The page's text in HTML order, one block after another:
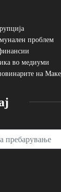
проблем
во медиуми
на